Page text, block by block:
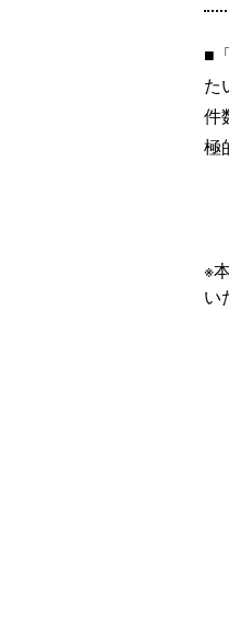
■
た
件
極
※
い